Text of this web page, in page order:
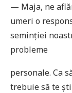
— Maja, ne
umeri o
seminţiei
probleme
personale. Ca
trebuie să te